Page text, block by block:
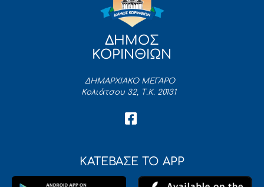
ΔΗΜΟΣ
ΚΟΡΙΝΘΙΩΝ
ΔΗΜΑΡΧΙΑΚΟ ΜΕΓΑΡΟ
Κολιάτσου 32, Τ.Κ. 20131
ΚΑΤΕΒΑΣΕ ΤΟ APP